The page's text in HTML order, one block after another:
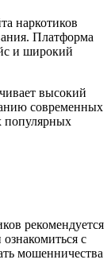
наркотиков
Платформа
и широкий
высокий
современных
популярных
рекомендуется
с
мошенничества